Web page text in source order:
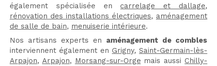
également spécialisée encarrelage et dallage,
rénovation des installations électriques, aménagement
de salle de bain, menuiserie intérieure.
Nos artisans experts en aménagement de combles
interviennent également en Grigny, Saint-Germain-lès-
Arpajon, Arpajon, Morsang-sur-Orge mais aussiChilly-